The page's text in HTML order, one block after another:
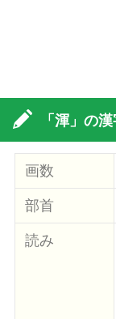
「渾」の
画数
部首
読み